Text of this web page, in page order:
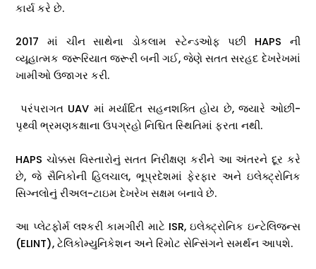
કાર્ય કરે છે.
2017 માં ચીન સાથેના ડોકલામ સ્ટેન્ડઓફ પછી HAPS ની
વ્યૂહાત્મક જરૂરિયાત જરૂરી બની ગઈ, જેણે સતત સરહદ દેખરેખમાં
ખામીઓ ઉજાગર કરી.
પરંપરાગત UAV માં મર્યાદિત સહનશક્તિ હોય છે, જ્યારે ઓછી-
પૃથ્વી ભ્રમણકક્ષાના ઉપગ્રહો નિશ્ચિત સ્થિતિમાં ફરતા નથી.
HAPS ચોક્કસ વિસ્તારોનું સતત નિરીક્ષણ કરીને આ અંતરને દૂર કરે
છે, જે સૈનિકોની હિલચાલ, ભૂપ્રદેશમાં ફેરફાર અને ઇલેક્ટ્રોનિક
સિગ્નલોનું રીઅલ-ટાઇમ દેખરેખ સક્ષમ બનાવે છે.
આ પ્લેટફોર્મ લશ્કરી કામગીરી માટે ISR, ઇલેક્ટ્રોનિક ઇન્ટેલિજન્સ
(ELINT), ટેલિકોમ્યુનિકેશન અને રિમોટ સેન્સિંગને સમર્થન આપશે.